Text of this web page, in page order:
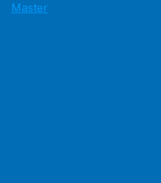
Master